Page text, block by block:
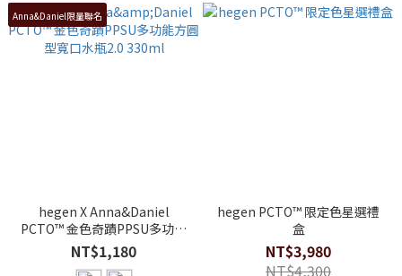
Anna&Daniel限量聯名
hegen X Anna&Daniel
PCTO™ 金色奇蹟PPSU多功能
方圓型寬口水瓶2.0 330ml
NT$1,180
hegen PCTO™ 限定色星選禮
盒
NT$3,980
NT$4,300